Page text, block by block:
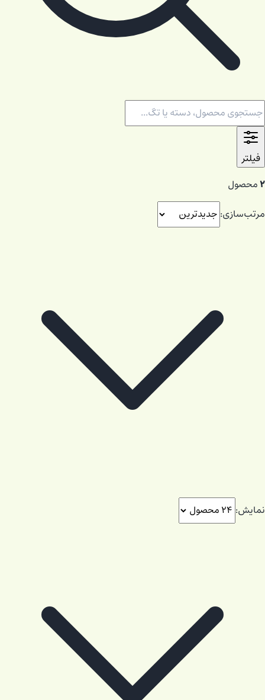
فیلتر
۲محصول
مرتب‌سازی:
نمایش: